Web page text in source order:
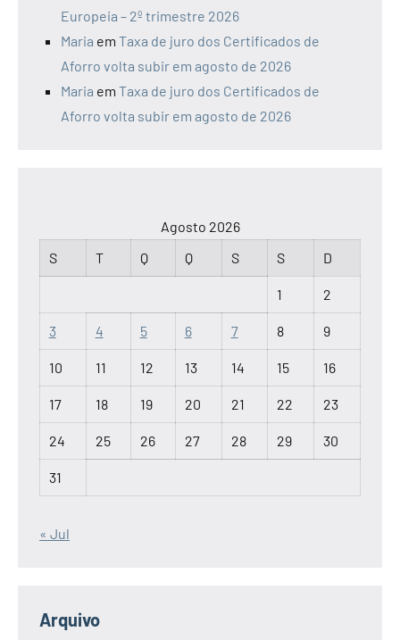
Europeia – 2º trimestre 2026
Maria em Taxa de juro dos Certificados de
Aforro volta subir em agosto de 2026
Maria em Taxa de juro dos Certificados de
Aforro volta subir em agosto de 2026
Agosto 2026
S
T Q Q S S D
1 2
3 4 5 6 7 8 9
10 11 12 13 14 15 16
17 18 19 20 21 22 23
24 25 26 27 28 29 30
31
« Jul
Arquivo